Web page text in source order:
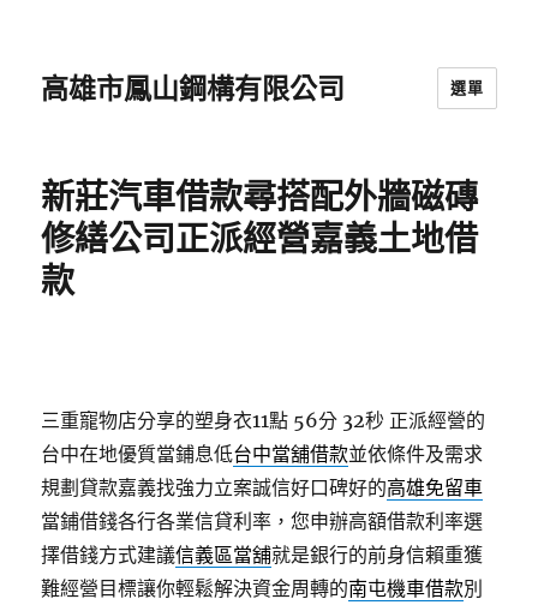
高雄市鳳山鋼構有限公司 選單
新莊汽車借款尋搭配外牆磁磚
修繕公司正派經營嘉義土地借
款
三重寵物店分享的塑身衣11點 56分 32秒 正派經營的
台中在地優質當鋪息低台中當舖借款並依條件及需求
規劃貸款嘉義找強力立案誠信好口碑好的高雄免留車
當鋪借錢各行各業信貸利率，您申辦高額借款利率選
擇借錢方式建議信義區當舖就是銀行的前身信賴重獲
難經營目標讓你輕鬆解決資金周轉的南屯機車借款別